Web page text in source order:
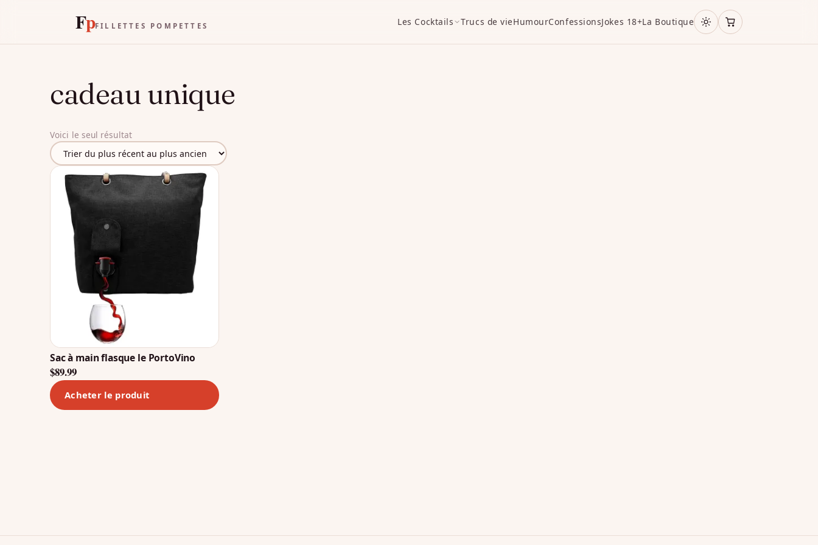
FpFILLETTES POMPETTES Les Cocktails Trucs de vieHumourConfessionsJokes 18+La Boutique
cadeau unique
Voici le seul résultat
Sac à main flasque le PortoVino
$89.99
Acheter le produit